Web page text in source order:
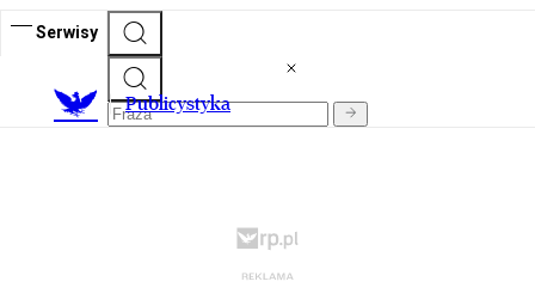
Serwisy
Publicystyka